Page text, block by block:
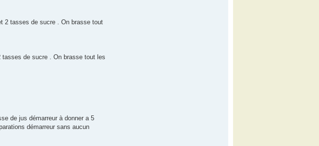
2 tasses de sucre . On brasse tout
de sucre . On brasse tout les
de jus démarreur à donner a 5
démarreur sans aucun